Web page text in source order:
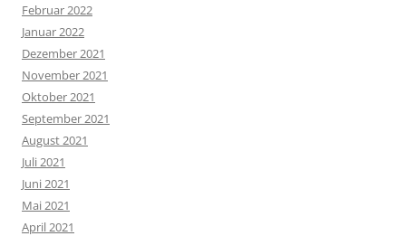
Februar 2022
Januar 2022
Dezember 2021
November 2021
Oktober 2021
September 2021
August 2021
Juli 2021
Juni 2021
Mai 2021
April 2021